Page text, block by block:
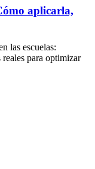
aplicarla,
las escuelas:
para optimizar